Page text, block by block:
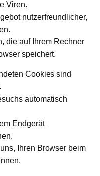
Viren.
nutzerfreundlicher,
die auf Ihrem Rechner
speichert.
Cookies sind
automatisch
Endgerät
Ihren Browser beim